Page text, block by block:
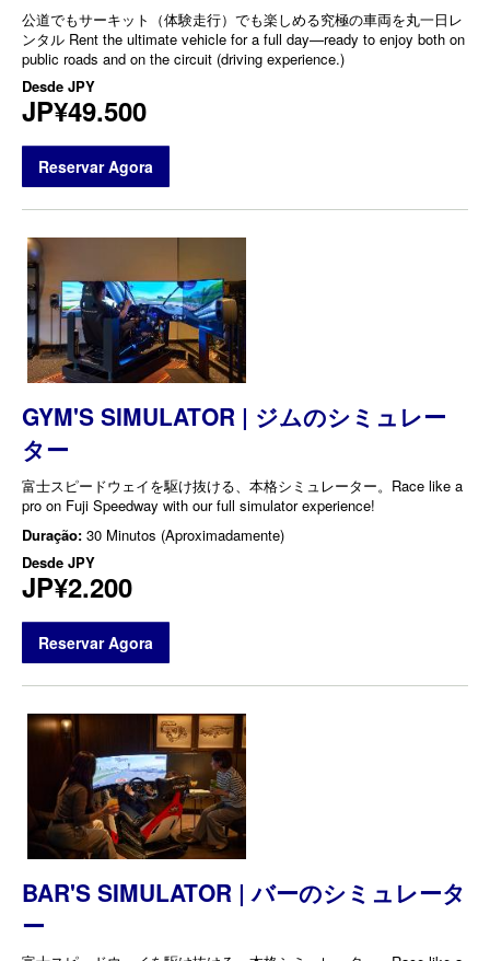
公道でもサーキット（体験走行）でも楽しめる究極の車両を丸一日レ
ンタル Rent the ultimate vehicle for a full day—ready to enjoy both on
public roads and on the circuit (driving experience.)
Desde JPY
JP¥49.500
Reservar Agora
GYM'S SIMULATOR | ジムのシミュレー
ター
富士スピードウェイを駆け抜ける、本格シミュレーター。Race like a
pro on Fuji Speedway with our full simulator experience!
Duração: 30 Minutos (Aproximadamente)
Desde JPY
JP¥2.200
Reservar Agora
BAR'S SIMULATOR | バーのシミュレータ
ー